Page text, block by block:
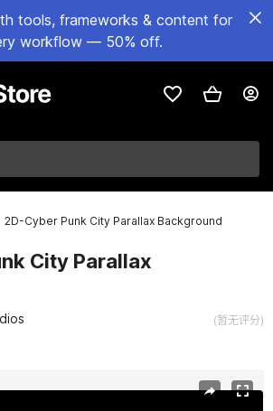
tools, frameworks & content for
workflow — 50% off.
2D-Cyber Punk City Parallax Background
City Parallax
(暂无评分)